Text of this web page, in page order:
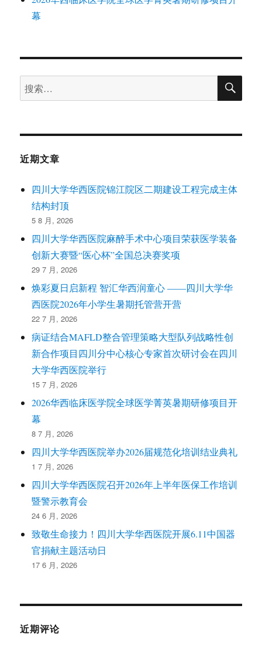
幕
搜
索：
搜
近期文章
四川大学华西医院锦江院区二期建设工程完成主体
结构封顶
5 8 月, 2026
四川大学华西医院麻醉手术中心项目荣获医学装备
创新大赛暨“医心杯”全国总决赛奖项
29 7 月, 2026
焕彩夏日启新程 智汇华西润童心 ——四川大学华
西医院2026年小学生暑期托管营开营
22 7 月, 2026
病证结合MAFLD整合管理策略大型队列战略性创
新合作项目四川分中心核心专家首次研讨会在四川
大学华西医院举行
15 7 月, 2026
2026华西临床医学院全球医学菁英暑期研修项目开
幕
8 7 月, 2026
四川大学华西医院举办2026届规范化培训结业典礼
1 7 月, 2026
四川大学华西医院召开2026年上半年医保工作培训
暨警示教育会
24 6 月, 2026
致敬生命接力！四川大学华西医院开展6.11中国器
官捐献主题活动日
17 6 月, 2026
近期评论